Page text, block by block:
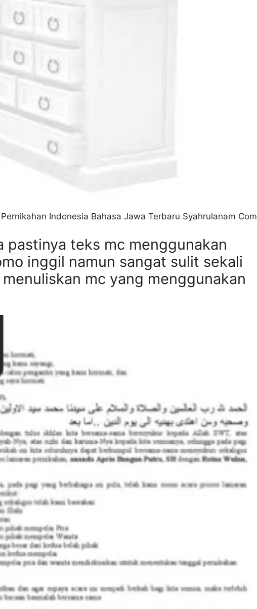
Indonesia Bahasa Jawa Terbaru Syahrulanam Com
pastinya teks mc menggunakan
inggil namun sangat sulit sekali
mc yang menggunakan